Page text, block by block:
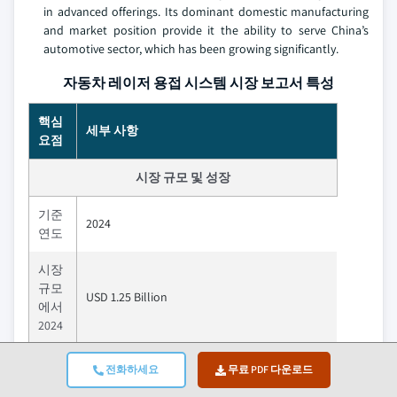
전화하세요 무료 PDF 다운로드
in advanced offerings. Its dominant domestic manufacturing
and market position provide it the ability to serve China’s
automotive sector, which has been growing significantly.
자동차 레이저 용접 시스템 시장 보고서 특성
핵심
요점
세부 사항
시장 규모 및 성장
기준
연도
2024
시장
규모
에서
2024
USD 1.25 Billion
USD 1.30 Billion